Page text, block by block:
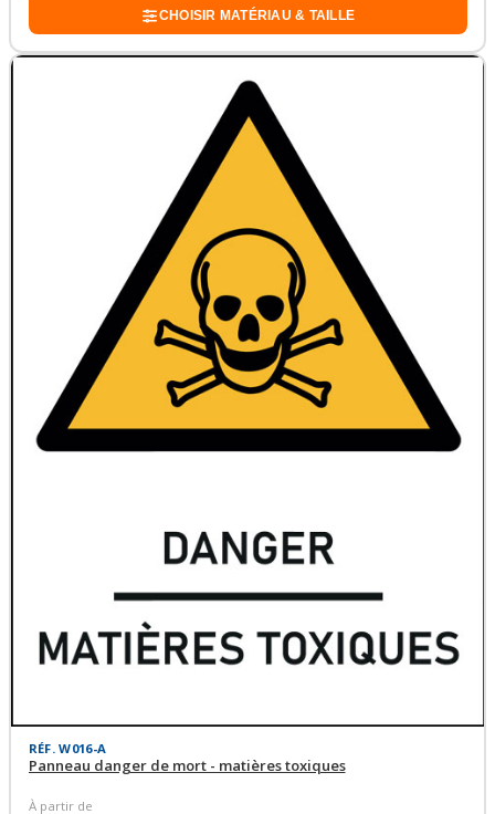
CHOISIR MATÉRIAU & TAILLE
RÉF. W016-A
Panneau danger de mort - matières toxiques
À partir de